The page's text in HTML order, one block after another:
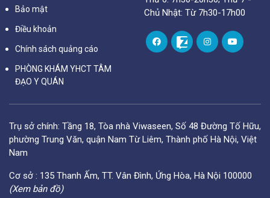
Bảo mật
Điều khoản
Chính sách quảng cáo
PHÒNG KHÁM YHCT TÂM
ĐẠO Y QUÁN
Chủ Nhật: Từ 7h30-17h00
Trụ sở chính: Tầng 18, Tòa nhà Viwaseen, Số 48 Đường Tố Hữu,
phường Trung Văn, quận Nam Từ Liêm, Thành phố Hà Nội, Việt
Nam
Cơ sở : 135 Thanh Ấm, TT. Vân Đình, Ứng Hòa, Hà Nội 100000
(Xem bản đồ)